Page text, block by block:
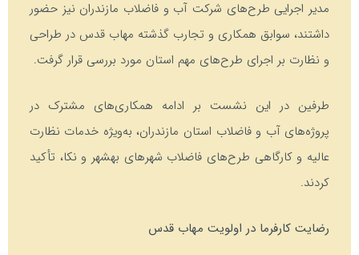
مدیر اجرایی طرح‌های شرکت آب و فاضلاب مازندران نیز حضور
داشتند، سوابق همکاری و تجارب گذشته مهاب قدس در طراحی
و نظارت بر اجرای طرح‌های مهم استان مورد بررسی قرار گرفت.
طرفین در این نشست بر ادامه همکاری‌های مشترک در
پروژه‌های آب و فاضلاب استان مازندران، به‌ویژه خدمات نظارت
عالیه و کارگاهی طرح‌های فاضلاب شهرهای بهشهر و نکا، تأکید
کردند.
رضایت کارفرما در اولویت مهاب قدس